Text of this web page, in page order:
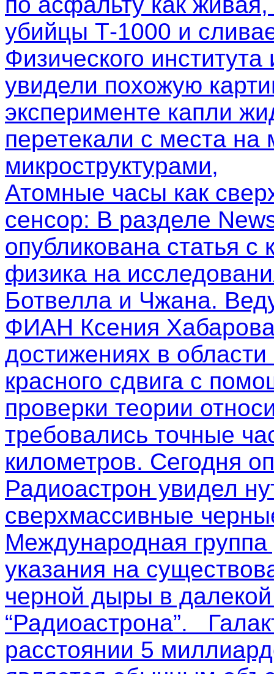
убийцы Т-1000 и
Физического
увидели похожую
эксперименте капли
перетекали с места на
микроструктурами,
Атомные часы как
сенсор: В разделе
опубликована статья
физика на
Ботвелла и Чжана.
ФИАН Ксения
достижениях в
красного сдвига с
проверки теории
требовались точные
километров. Сегодня
Радиоастрон увидел
сверхмассивные
Международная
указания на
черной дыры в
“Радиоастрона”.
расстоянии 5